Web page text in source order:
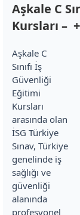
Aşkale C
Kursları –
Aşkale C
Sınıfı İş
Güvenliği
Eğitimi
Kursları
arasında olan
İSG Türkiye
Sınav, Türkiye
genelinde iş
sağlığı ve
güvenliği
alanında
profesyonel